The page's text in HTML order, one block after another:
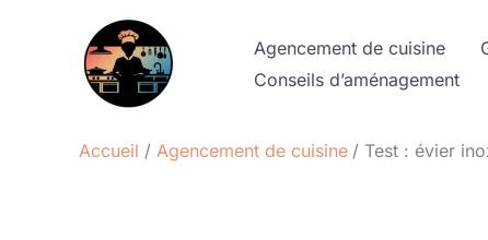
Agencement de cuisine
Conseils d’aménagement
Accueil Agencement de cuisine Test : évier